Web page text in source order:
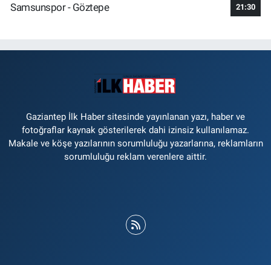
Samsunspor - Göztepe
21:30
Gaziantep İlk Haber sitesinde yayınlanan yazı, haber ve
fotoğraflar kaynak gösterilerek dahi izinsiz kullanılamaz.
Makale ve köşe yazılarının sorumluluğu yazarlarına, reklamların
sorumluluğu reklam verenlere aittir.